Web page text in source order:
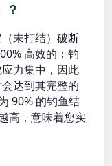
？
未打结）破断
高效的：钓
力集中，因此
达到其完整的
90% 的钓鱼结
高，意味着您实